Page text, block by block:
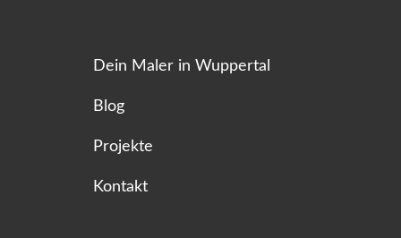
Dein Maler in Wuppertal
Blog
Projekte
Kontakt